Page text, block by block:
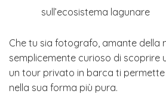
sull’ecosistema lagunare
Che tu sia fotografo, amante della
semplicemente curioso di scoprire
un tour privato in barca ti permette
nella sua forma più pura.